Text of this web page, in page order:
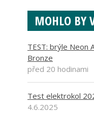
MOHLO BY
TEST: brýle Neon
Bronze
před 20 hodinami
Test elektrokol
4.6.2025